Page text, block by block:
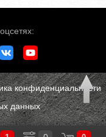
конфиденциальности
данных